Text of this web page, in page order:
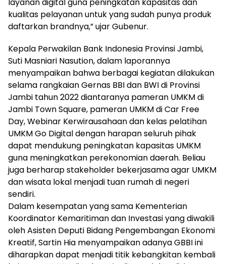
layanan digital guna peningkatan kapasitas dan
kualitas pelayanan untuk yang sudah punya produk
daftarkan brandnya,” ujar Gubenur.
Kepala Perwakilan Bank Indonesia Provinsi Jambi,
Suti Masniari Nasution, dalam laporannya
menyampaikan bahwa berbagai kegiatan dilakukan
selama rangkaian Gernas BBI dan BWI di Provinsi
Jambi tahun 2022 diantaranya pameran UMKM di
Jambi Town Square, pameran UMKM di Car Free
Day, Webinar Kerwirausahaan dan kelas pelatihan
UMKM Go Digital dengan harapan seluruh pihak
dapat mendukung peningkatan kapasitas UMKM
guna meningkatkan perekonomian daerah. Beliau
juga berharap stakeholder bekerjasama agar UMKM
dan wisata lokal menjadi tuan rumah di negeri
sendiri.
Dalam kesempatan yang sama Kementerian
Koordinator Kemaritiman dan Investasi yang diwakili
oleh Asisten Deputi Bidang Pengembangan Ekonomi
Kreatif, Sartin Hia menyampaikan adanya GBBI ini
diharapkan dapat menjadi titik kebangkitan kembali